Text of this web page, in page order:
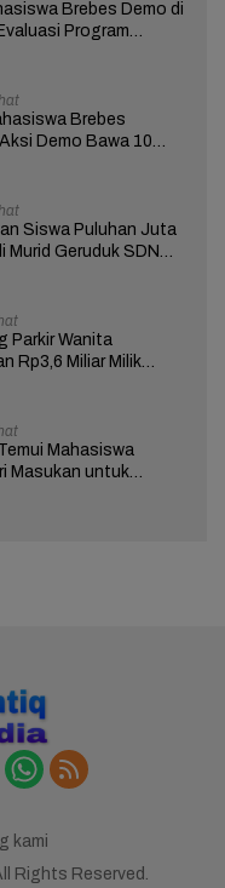
Brebes Demo di
Program
Brebes
Demo Bawa 10
Siswa Puluhan Juta
Murid Geruduk SDN
Parkir Wanita
Rp3,6 Miliar Milik
Mahasiswa
Masukan untuk
kami
Rights Reserved.